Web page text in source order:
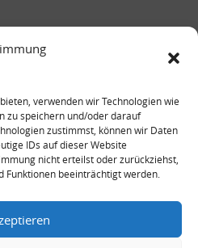
verwenden wir Technologien wie
zu speichern und/oder darauf
zustimmst, können wir Daten
IDs auf dieser Website
nicht erteilst oder zurückziehst,
beeinträchtigt werden.